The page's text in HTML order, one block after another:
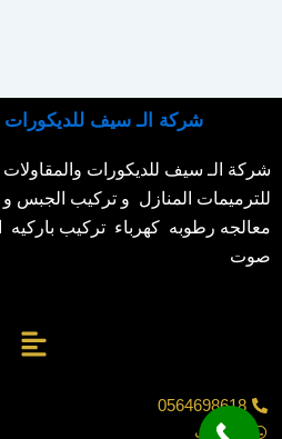
شركة الـ سيف للديكورات
شركة الـ سيف للديكورات
للترميمات المنازل و تركيب الجبس
معالجه رطوبه كهرباء تركيب
صوت
القائمة
0564698618
واتساب